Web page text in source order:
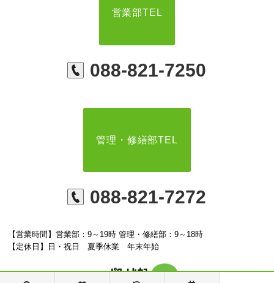
営業部TEL
088-821-7250
管理・修繕部TEL
088-821-7272
【営業時間】営業部：9～19時 管理・修繕部：9～18時
【定休日】日・祝日 夏季休業 年末年始